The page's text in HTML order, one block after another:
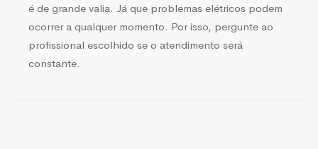
é de grande valia. Já que problemas elétricos podem
ocorrer a qualquer momento. Por isso, pergunte ao
profissional escolhido se o atendimento será
constante.